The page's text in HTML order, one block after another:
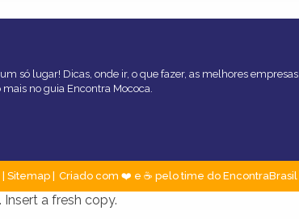
só lugar! Dicas, onde ir, o que fazer, as melhores empresas,
no guia Encontra Mococa.
Sitemap Criado com ❤️ e ☕ pelo time do EncontraBrasil
a fresh copy.